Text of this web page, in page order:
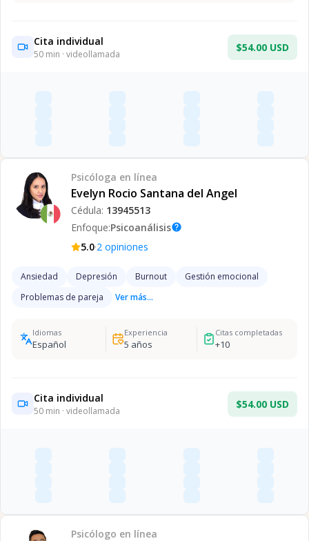
Cita individual
50 min · videollamada
$54.00 USD
Psicóloga en línea
Evelyn Rocio Santana del Angel
Cédula: 13945513
Enfoque:Psicoanálisishelp
5.0·2 opiniones
Ansiedad Depresión Burnout
Gestión emocional
Problemas de pareja
Ver más...
Idiomas
Español
Experiencia
5 años
Citas completadas
+10
Cita individual
50 min · videollamada
$54.00 USD
Psicólogo en línea